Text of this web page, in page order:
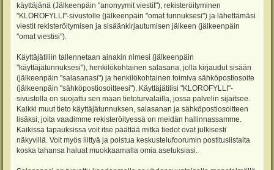
käyttäjänä (Jälkeenpäin "anonyymit viestit"), rekisteröityminen
"KLOROFYLLI"-sivustolle (jälkeenpäin "omat tunnuksesi") ja lähettämäsi
viestit rekisteröitymisen ja sisäänkirjautumisen jälkeen (jälkeenpäin
"omat viestisi").
Käyttäjätiliin tallennetaan ainakin nimesi (jälkeenpäin
"käyttäjätunnuksesi"), henkilökohtainen salasana, jolla kirjaudut sisään
(jälkeenpäin "salasanasi") ja henkilökohtainen toimiva sähköpostiosoite
(jälkeenpäin "sähköpostiosoitteesi"). Käyttäjätilisi "KLOROFYLLI"-
sivustolla on suojattu sen maan tietoturvalailla, jossa palvelin sijaitsee.
Kaikki muut tieto käyttäjätunnuksen, salasanan ja sähköpostiosoitteen
lisäksi, joita vaadimme rekisteröityessä on meidän hallinnassamme.
Kaikissa tapauksissa voit itse päättää mitkä tiedot ovat julkisesti
näkyvillä. Voit myös liittyä ja poistua keskustelufoorumin postituslistalta
koska tahansa haluat muokkaamalla omia asetuksiasi.